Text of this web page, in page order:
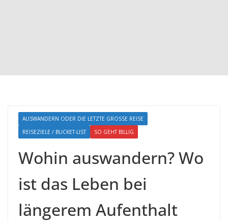
AUSWANDERN ODER DIE LETZTE GROSSE REISE
REISEZIELE / BUCKET-LIST
SO GEHT BILLIG
Wohin auswandern? Wo
ist das Leben bei
längerem Aufenthalt